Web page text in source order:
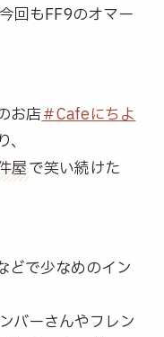
回もFF9のオマー
お店＃Cafeにちよ
屋で笑い続けた
どで少なめのイン
バーさんやフレン